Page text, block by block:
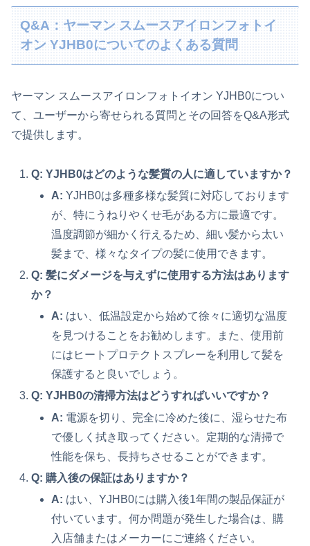
Q&A：ヤーマン スムースアイロンフォトイ
オン YJHB0についてのよくある質問
ヤーマン スムースアイロンフォトイオン YJHB0につい
て、ユーザーから寄せられる質問とその回答をQ&A形式
で提供します。
Q: YJHB0はどのような髪質の人に適していますか？
A: YJHB0は多種多様な髪質に対応しております
が、特にうねりやくせ毛がある方に最適です。
温度調節が細かく行えるため、細い髪から太い
髪まで、様々なタイプの髪に使用できます。
Q: 髪にダメージを与えずに使用する方法はあります
か？
A: はい、低温設定から始めて徐々に適切な温度
を見つけることをお勧めします。また、使用前
にはヒートプロテクトスプレーを利用して髪を
保護すると良いでしょう。
Q: YJHB0の清掃方法はどうすればいいですか？
A: 電源を切り、完全に冷めた後に、湿らせた布
で優しく拭き取ってください。定期的な清掃で
性能を保ち、長持ちさせることができます。
Q: 購入後の保証はありますか？
A: はい、YJHB0には購入後1年間の製品保証が
付いています。何か問題が発生した場合は、購
入店舗またはメーカーにご連絡ください。